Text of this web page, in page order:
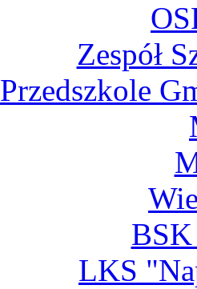
Zespół
Przedszkole
LKS